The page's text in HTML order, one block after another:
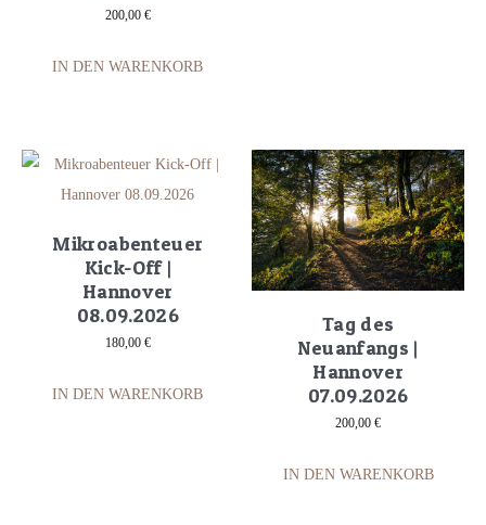
200,00 €
IN DEN WARENKORB
Mikroabenteuer
Kick-Off |
Hannover
08.09.2026
180,00 €
IN DEN WARENKORB
Tag des
Neuanfangs |
Hannover
07.09.2026
200,00€
IN DEN WARENKORB